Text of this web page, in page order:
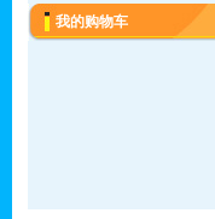
我的购物车